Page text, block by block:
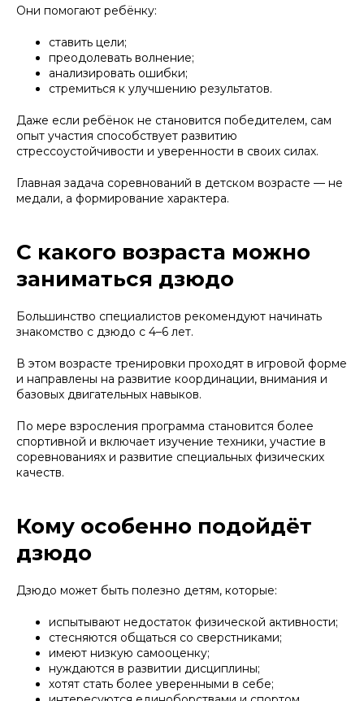
Они помогают ребёнку:
ставить цели;
преодолевать волнение;
анализировать ошибки;
стремиться к улучшению результатов.
Даже если ребёнок не становится победителем, сам
опыт участия способствует развитию
стрессоустойчивости и уверенности в своих силах.
Главная задача соревнований в детском возрасте — не
медали, а формирование характера.
С какого возраста можно
заниматься дзюдо
Большинство специалистов рекомендуют начинать
знакомство с дзюдо с 4–6 лет.
В этом возрасте тренировки проходят в игровой форме
и направлены на развитие координации, внимания и
базовых двигательных навыков.
По мере взросления программа становится более
спортивной и включает изучение техники, участие в
соревнованиях и развитие специальных физических
качеств.
Кому особенно подойдёт
дзюдо
Дзюдо может быть полезно детям, которые:
испытывают недостаток физической активности;
стесняются общаться со сверстниками;
имеют низкую самооценку;
нуждаются в развитии дисциплины;
хотят стать более уверенными в себе;